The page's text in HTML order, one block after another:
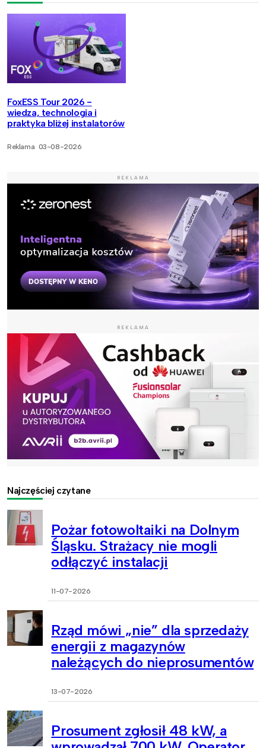
FoxESS Tour 2026 -
wiedza, technologia i
praktyka bliżej instalatorów
Reklama 03-08-2026
REKLAMA
REKLAMA
Najczęściej czytane
Pożar fotowoltaiki na Dolnym
Śląsku. Strażacy nie mogli
odłączyć instalacji
11-07-2026
Rząd mówi „nie” dla sprzedaży
energii z magazynów
należących do nieprosumentów
13-07-2026
Prosument zgłosił 48 kW, a